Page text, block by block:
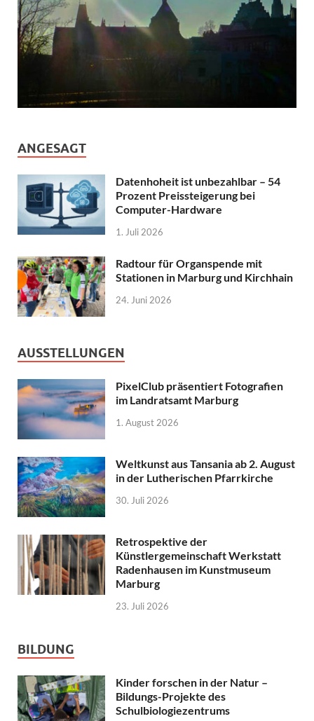
ANGESAGT
Datenhoheit ist unbezahlbar – 54
Prozent Preissteigerung bei
Computer-Hardware
1. Juli 2026
Radtour für Organspende mit
Stationen in Marburg und Kirchhain
24. Juni 2026
AUSSTELLUNGEN
PixelClub präsentiert Fotografien
im Landratsamt Marburg
1. August 2026
Weltkunst aus Tansania ab 2. August
in der Lutherischen Pfarrkirche
30. Juli 2026
Retrospektive der
Künstlergemeinschaft Werkstatt
Radenhausen im Kunstmuseum
Marburg
23. Juli 2026
BILDUNG
Kinder forschen in der Natur –
Bildungs-Projekte des
Schulbiologiezentrums